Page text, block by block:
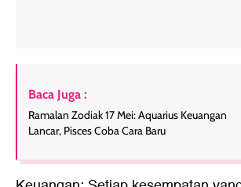
Baca Juga :
Ramalan Zodiak 17 Mei: Aquarius Keuangan
Lancar, Pisces Coba Cara Baru